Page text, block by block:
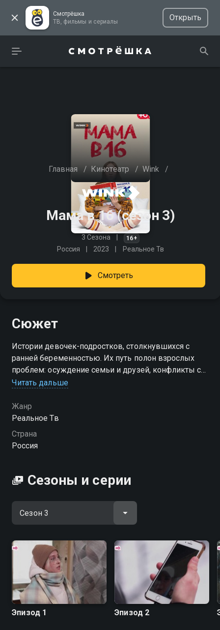
Смотрёшка
ТВ, фильмы и сериалы
Открыть
Главная / Кинотеатр / Wink /
Мама в 16 (сезон 3)
3 Сезона 16+
Россия 2023 Реальное Тв
Смотреть
Сюжет
Истории девочек-подростков, столкнувшихся с
ранней беременностью. Их путь полон взрослых
проблем: осуждение семьи и друзей, конфликты с
отцом ребенка и финансовые трудности.
Посмотреть онлайн 3 сезон сериала Мама в 16 вы
можете совершенно бесплатно в хорошем HD
качестве на Смотрёшке
Читать дальше
Жанр
Реальное Тв
Страна
Россия
Сезоны и серии
Эпизод 1 Эпизод 2